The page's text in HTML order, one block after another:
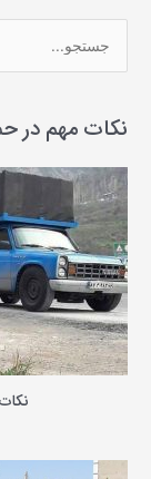
ج
ب
ر
ا
ی
:
نکات مهم در